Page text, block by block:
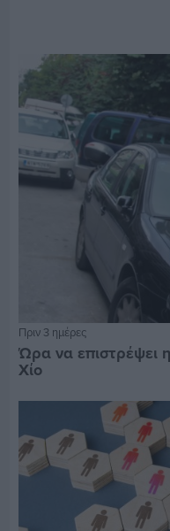
Πριν 3 ημέρες
Ώρα να επιστρέψει
Χίο